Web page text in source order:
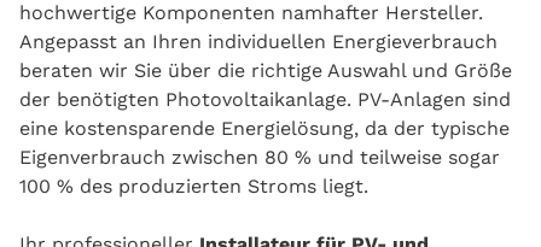
hochwertige Komponenten namhafter Hersteller.
Angepasst an Ihren individuellen Energieverbrauch
beraten wir Sie über die richtige Auswahl und Größe
der benötigten Photovoltaikanlage. PV-Anlagen sind
eine kostensparende Energielösung, da der typische
Eigenverbrauch zwischen 80 % und teilweise sogar
100 % des produzierten Stroms liegt.